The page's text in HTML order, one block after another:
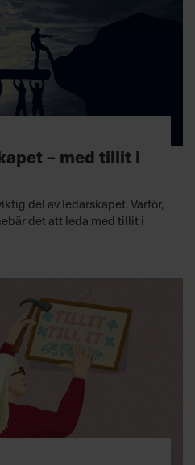
– med tillit i
del av ledarskapet. Varför,
det att leda med tillit i